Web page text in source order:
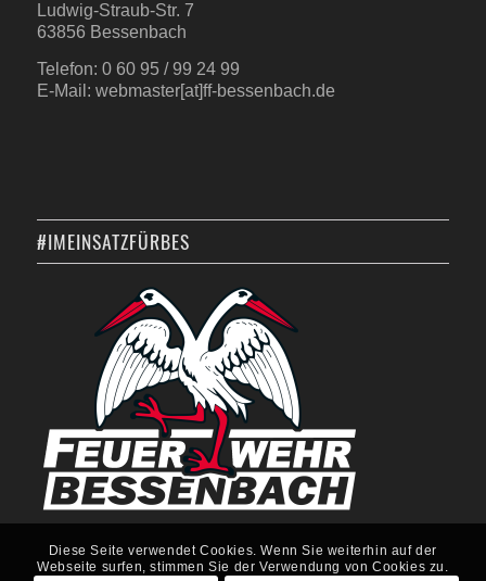
Ludwig-Straub-Str. 7
63856 Bessenbach
Telefon: 0 60 95 / 99 24 99
E-Mail: webmaster[at]ff-bessenbach.de
#IMEINSATZFÜRBES
Diese Seite verwendet Cookies. Wenn Sie weiterhin auf der
Webseite surfen, stimmen Sie der Verwendung von Cookies zu.